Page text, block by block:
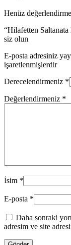
Henüz değerlendirme
“Hilafetten
siz olun
E-posta adresiniz
işaretlenmişlerdir
Derecelendirmeniz *
Değerlendirmeniz *
İsim *
E-posta *
Daha sonraki
adresim ve site